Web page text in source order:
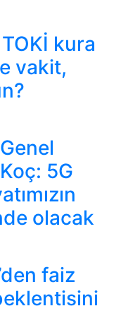
kura
vakit,
5G
olacak
faiz